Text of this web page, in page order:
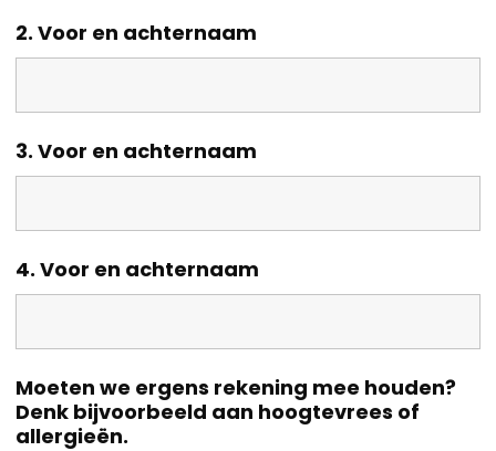
2. Voor en achternaam
3. Voor en achternaam
4. Voor en achternaam
Moeten we ergens rekening mee houden?
Denk bijvoorbeeld aan hoogtevrees of
allergieën.